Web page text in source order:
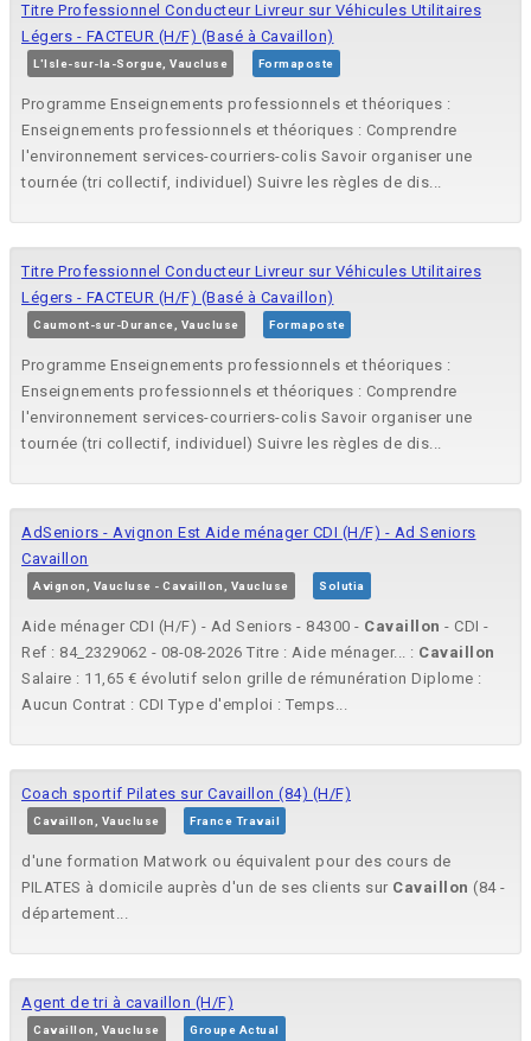
Titre Professionnel Conducteur Livreur sur Véhicules Utilitaires
Légers - FACTEUR (H/F) (Basé à Cavaillon)
L'Isle-sur-la-Sorgue, Vaucluse Formaposte
Programme Enseignements professionnels et théoriques :
Enseignements professionnels et théoriques : Comprendre
l'environnement services-courriers-colis Savoir organiser une
tournée (tri collectif, individuel) Suivre les règles de dis...
Titre Professionnel Conducteur Livreur sur Véhicules Utilitaires
Légers - FACTEUR (H/F) (Basé à Cavaillon)
Caumont-sur-Durance, Vaucluse Formaposte
Programme Enseignements professionnels et théoriques :
Enseignements professionnels et théoriques : Comprendre
l'environnement services-courriers-colis Savoir organiser une
tournée (tri collectif, individuel) Suivre les règles de dis...
AdSeniors - Avignon Est Aide ménager CDI (H/F) - Ad Seniors
Cavaillon
Avignon, Vaucluse - Cavaillon, Vaucluse Solutia
Aide ménager CDI (H/F) - Ad Seniors - 84300 - Cavaillon - CDI -
Ref : 84_2329062 - 08-08-2026 Titre : Aide ménager... : Cavaillon
Salaire : 11,65 € évolutif selon grille de rémunération Diplome :
Aucun Contrat : CDI Type d'emploi : Temps...
Coach sportif Pilates sur Cavaillon (84) (H/F)
Cavaillon, Vaucluse France Travail
d'une formation Matwork ou équivalent pour des cours de
PILATES à domicile auprès d'un de ses clients sur Cavaillon (84 -
département...
Agent de tri à cavaillon (H/F)
Cavaillon, Vaucluse Groupe Actual